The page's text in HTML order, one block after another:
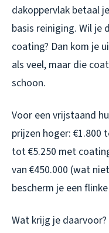
dakoppervlak betaal
basis reiniging. Wil je
coating? Dan kom je
als veel, maar die
schoon.
Voor een vrijstaand
prijzen hoger: €1.800
tot €5.250 met
van €450.000 (wat
bescherm je een
Wat krijg je daarvoor?